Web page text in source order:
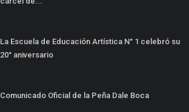
La Escuela de Educación Artística N° 1 celebró su
20° aniversario
Comunicado Oficial de la Peña Dale Boca